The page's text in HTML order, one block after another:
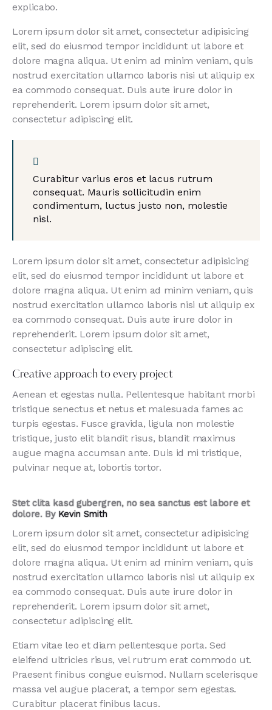
explicabo.
Lorem ipsum dolor sit amet, consectetur adipisicing
elit, sed do eiusmod tempor incididunt ut labore et
dolore magna aliqua. Ut enim ad minim veniam, quis
nostrud exercitation ullamco laboris nisi ut aliquip ex
ea commodo consequat. Duis aute irure dolor in
reprehenderit. Lorem ipsum dolor sit amet,
consectetur adipiscing elit.
Curabitur varius eros et lacus rutrum
consequat. Mauris sollicitudin enim
condimentum, luctus justo non, molestie
nisl.
Lorem ipsum dolor sit amet, consectetur adipisicing
elit, sed do eiusmod tempor incididunt ut labore et
dolore magna aliqua. Ut enim ad minim veniam, quis
nostrud exercitation ullamco laboris nisi ut aliquip ex
ea commodo consequat. Duis aute irure dolor in
reprehenderit. Lorem ipsum dolor sit amet,
consectetur adipiscing elit.
Creative approach to every project
Aenean et egestas nulla. Pellentesque habitant morbi
tristique senectus et netus et malesuada fames ac
turpis egestas. Fusce gravida, ligula non molestie
tristique, justo elit blandit risus, blandit maximus
augue magna accumsan ante. Duis id mi tristique,
pulvinar neque at, lobortis tortor.
Stet clita kasd gubergren, no sea sanctus est labore et
dolore. By Kevin Smith
Lorem ipsum dolor sit amet, consectetur adipisicing
elit, sed do eiusmod tempor incididunt ut labore et
dolore magna aliqua. Ut enim ad minim veniam, quis
nostrud exercitation ullamco laboris nisi ut aliquip ex
ea commodo consequat. Duis aute irure dolor in
reprehenderit. Lorem ipsum dolor sit amet,
consectetur adipiscing elit.
Etiam vitae leo et diam pellentesque porta. Sed
eleifend ultricies risus, vel rutrum erat commodo ut.
Praesent finibus congue euismod. Nullam scelerisque
massa vel augue placerat, a tempor sem egestas.
Curabitur placerat finibus lacus.